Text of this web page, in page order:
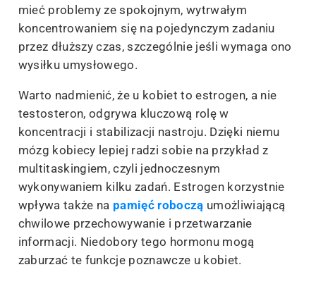
mieć problemy ze spokojnym, wytrwałym
koncentrowaniem się na pojedynczym zadaniu
przez dłuższy czas, szczególnie jeśli wymaga ono
wysiłku umysłowego.
Warto nadmienić, że u kobiet to estrogen, a nie
testosteron, odgrywa kluczową rolę w
koncentracji i stabilizacji nastroju. Dzięki niemu
mózg kobiecy lepiej radzi sobie na przykład z
multitaskingiem, czyli jednoczesnym
wykonywaniem kilku zadań. Estrogen korzystnie
wpływa także na pamięć roboczą umożliwiającą
chwilowe przechowywanie i przetwarzanie
informacji. Niedobory tego hormonu mogą
zaburzać te funkcje poznawcze u kobiet.